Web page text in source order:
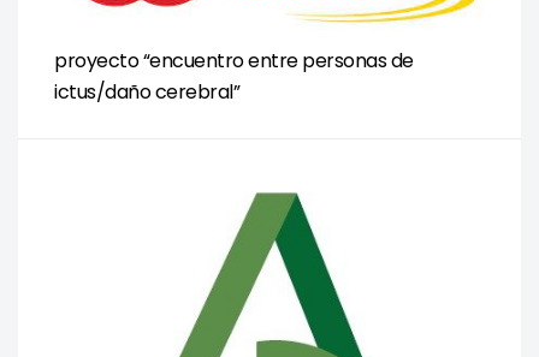
proyecto “encuentro entre personas de
ictus/daño cerebral”